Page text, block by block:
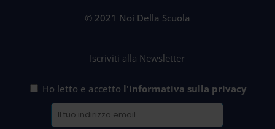
© 2021 Noi Della Scuola
Iscriviti alla Newsletter
Ho letto e accetto l'informativa sulla privacy